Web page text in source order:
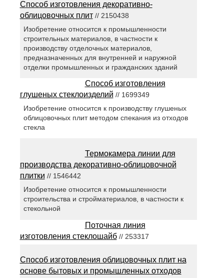
Способ изготовления декоративно-
облицовочных плит// 2150438
Изобретение относится к промышленности
строительных материалов, в частности к
производству отделочных материалов,
предназначенных для внутренней и наружной
отделки промышленных и гражданских зданий
Способ изготовления
глушеных стеклоизделий // 1699349
Изобретение относится к производству глушеных
облицовочных плит методом спекания из отходов
стекла
Термокамера линии для
производства декоративно-облицовочной
плитки // 1546442
Изобретение относится к промышленности
строительства и стройматериалов, в частности к
стекольной
Поточная линия
изготовления стеклошайб// 253317
Способ изготовления облицовочных плит на
основе бытовых и промышленных отходов